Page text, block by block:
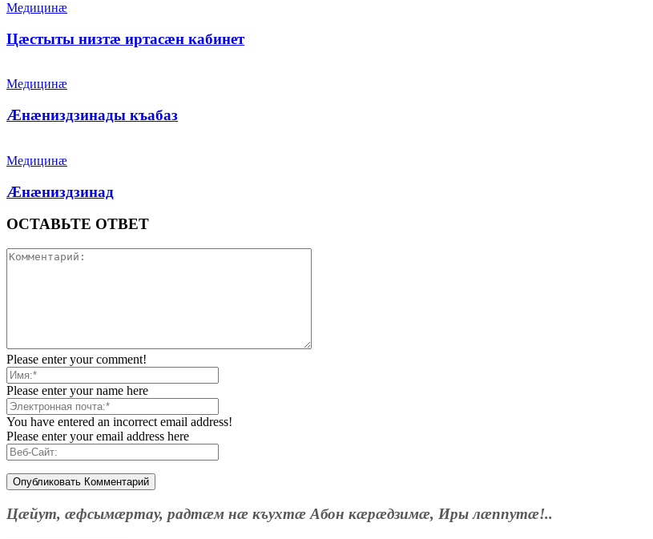
Медицинæ
Цæстыты низтæ иртасæн кабинет
Медицинæ
Æнæниздзинады къабаз
Медицинæ
Æнæниздзинад
ОСТАВЬТЕ ОТВЕТ
Please enter your comment!
Please enter your name here
You have entered an incorrect email address!
Please enter your email address here
Цæйут, æфсымæртау, радтæм нæ къухтæ Абон кæрæдзимæ, Иры лæппутæ!..